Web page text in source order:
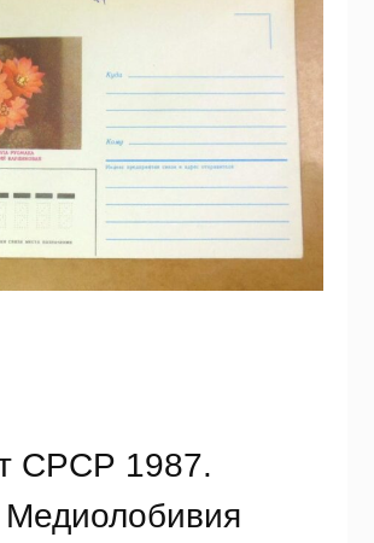
СРСР 1987.
Медиолобивия